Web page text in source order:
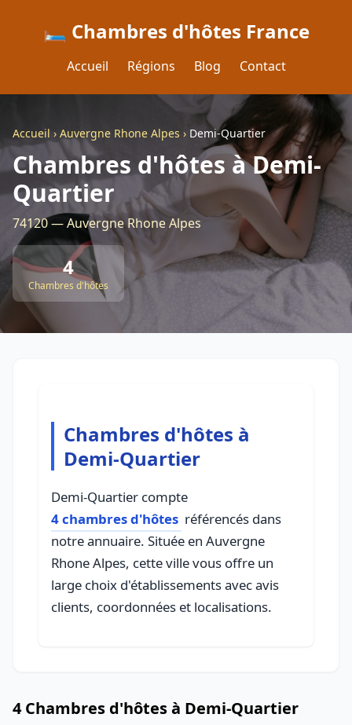
🛏️ Chambres d'hôtes France
Accueil Régions Blog Contact
Accueil › Auvergne Rhone Alpes › Demi-Quartier
Chambres d'hôtes à Demi-
Quartier
74120 — Auvergne Rhone Alpes
4
Chambres d'hôtes
Chambres d'hôtes à
Demi-Quartier
Demi-Quartier compte
4 chambres d'hôtes référencés dans
notre annuaire. Située en Auvergne
Rhone Alpes, cette ville vous offre un
large choix d'établissements avec avis
clients, coordonnées et localisations.
4 Chambres d'hôtes à Demi-Quartier